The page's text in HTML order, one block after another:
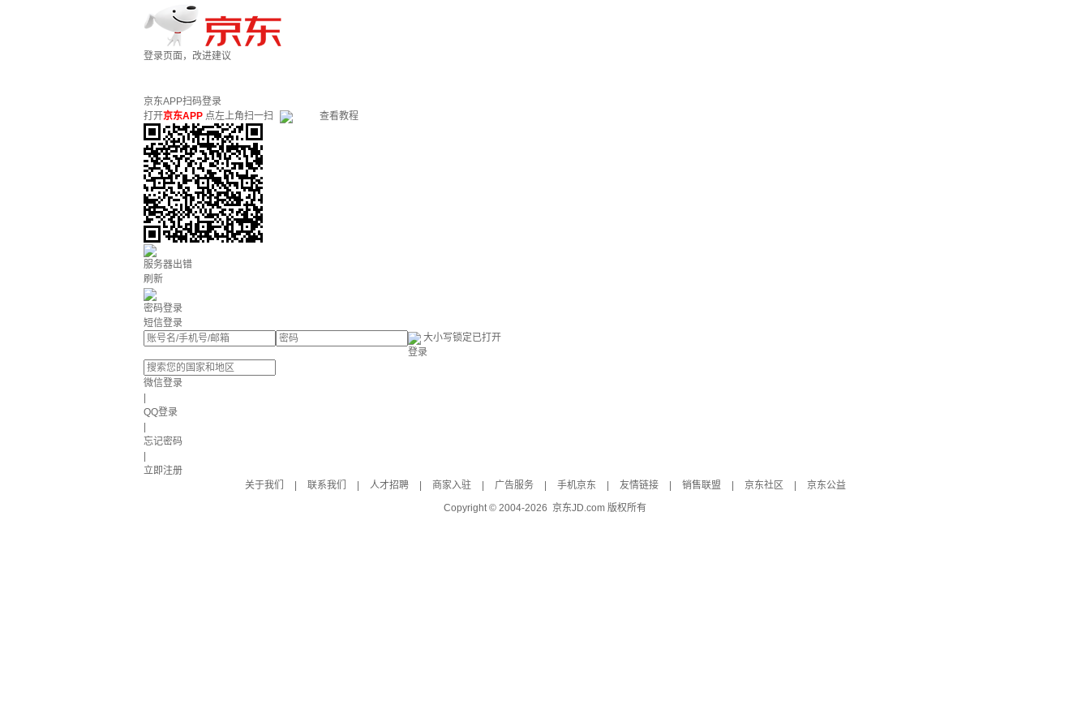
登录页面，改进建议
京东APP扫码登录
打开京东APP 点左上角扫一扫 查看教程
服务器出错
刷新
密码登录
短信登录
大小写锁定已打开
登录
微信登录
QQ登录
忘记密码
立即注册
关于我们
联系我们 人才招聘 商家入驻 广告服务 手机京东 友情链接 销售联盟 京东社区
京东公益
Copyright © 2004-2026 京东JD.com 版权所有